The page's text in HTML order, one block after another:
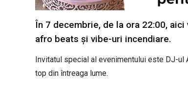
În 7 decembrie, de la ora 22:00,
afro beats și vibe-uri incendiare.
Invitatul special al evenimentului este DJ-
top din întreaga lume.